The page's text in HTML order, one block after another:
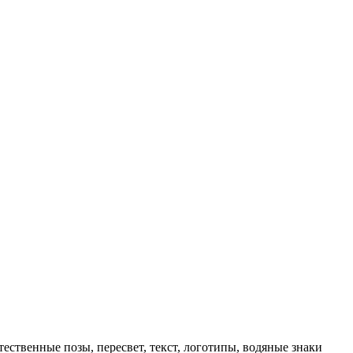
позы, пересвет, текст, логотипы, водяные знаки